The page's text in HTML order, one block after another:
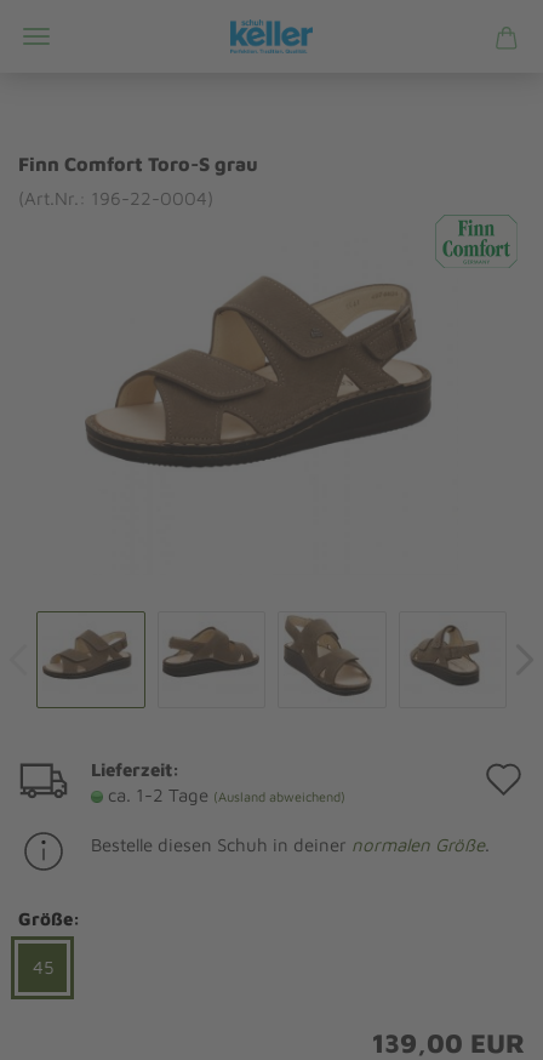
Finn Comfort Toro-S grau
(Art.Nr.: 196-22-0004)
Lieferzeit:
ca. 1-2 Tage (Ausland abweichend)
Bestelle diesen Schuh in deiner normalen Größe.
Größe:
45
139,00 EUR